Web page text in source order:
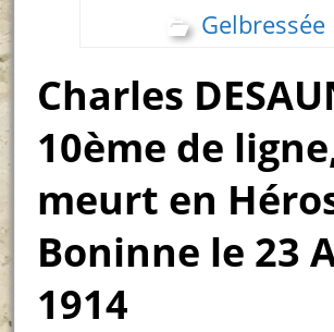
Gelbressée
Charles
10ème de
meurt en
Boninne le 23
1914